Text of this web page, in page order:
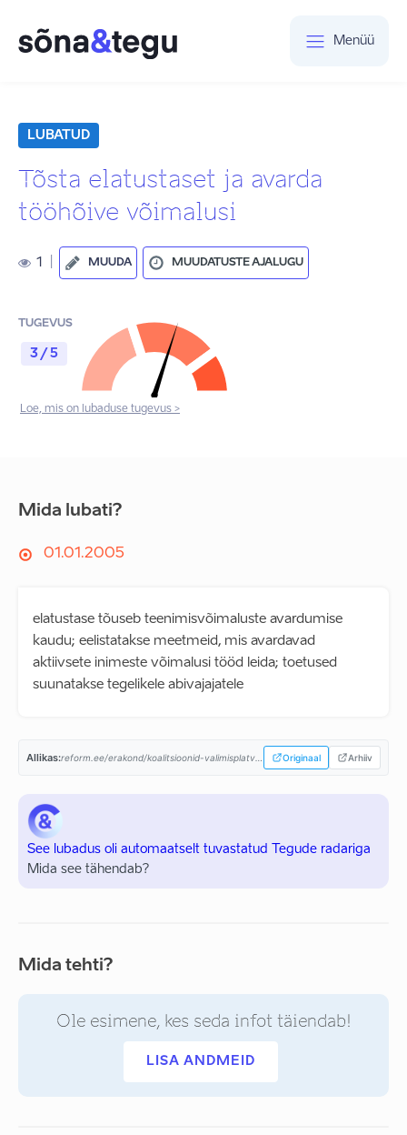
Menüü
LUBATUD
Tõsta elatustaset ja avarda
tööhõive võimalusi
1 MUUDA MUUDATUSTE AJALUGU
TUGEVUS
3 / 5
Loe, mis on lubaduse tugevus >
Mida lubati?
01.01.2005
elatustase tõuseb teenimisvõimaluste avardumise
kaudu; eelistatakse meetmeid, mis avardavad
aktiivsete inimeste võimalusi tööd leida; toetused
suunatakse tegelikele abivajajatele
Allikas: Originaal Arhiiv
See lubadus oli automaatselt tuvastatud Tegude radariga
Mida see tähendab?
Mida tehti?
Ole esimene, kes seda infot täiendab!
LISA ANDMEID